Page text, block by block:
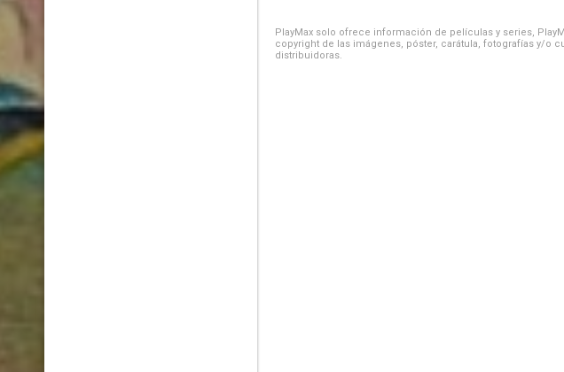
PlayMax solo ofrece información de películas y series,
copyright de las imágenes, póster, carátula, fotografías y/o
distribuidoras.